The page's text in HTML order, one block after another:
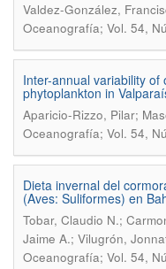
Valdez-González,
Oceanografía; Vol. 54,
Inter-annual variability
phytoplankton in
Aparicio-Rizzo, Pilar;
Oceanografía; Vol. 54,
Dieta invernal del
(Aves: Suliformes) en
Tobar, Claudio N.;
Jaime A.; Vilugrón,
Oceanografía; Vol. 54,